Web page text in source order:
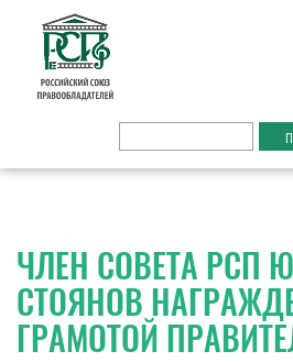
ЧЛЕН СОВЕТА РСП
СТОЯНОВ
ГРАМОТОЙ